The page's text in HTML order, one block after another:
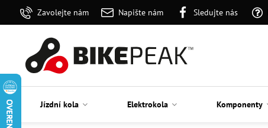
Zavolejte nám Napište nám Sledujte nás
Jízdní kola Elektrokola Komponenty